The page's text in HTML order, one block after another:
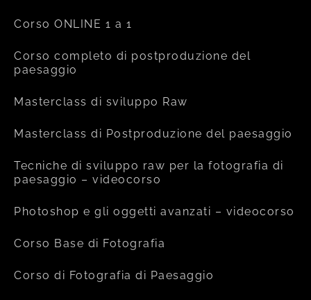
Corso ONLINE 1 a 1
Corso completo di postproduzione del
paesaggio
Masterclass di sviluppo Raw
Masterclass di Postproduzione del paesaggio
Tecniche di sviluppo raw per la fotografia di
paesaggio – videocorso
Photoshop e gli oggetti avanzati – videocorso
Corso Base di Fotografia
Corso di Fotografia di Paesaggio